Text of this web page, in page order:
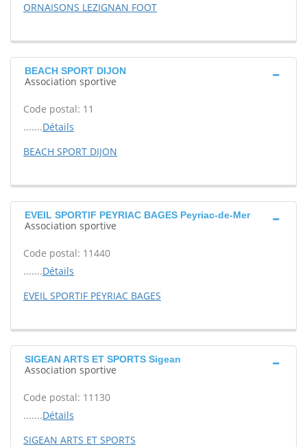
ORNAISONS LEZIGNAN FOOT
BEACH SPORT DIJON
Association sportive
Code postal: 11
.......Détails
BEACH SPORT DIJON
EVEIL SPORTIF PEYRIAC BAGES Peyriac-de-Mer
Association sportive
Code postal: 11440
.......Détails
EVEIL SPORTIF PEYRIAC BAGES
SIGEAN ARTS ET SPORTS Sigean
Association sportive
Code postal: 11130
.......Détails
SIGEAN ARTS ET SPORTS